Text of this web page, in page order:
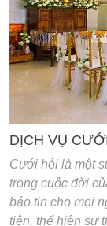
'
DỊCH VỤ
Cưới hỏi là một
trong cuộc đời
báo tin cho mọi
tiên, thể hiện sự